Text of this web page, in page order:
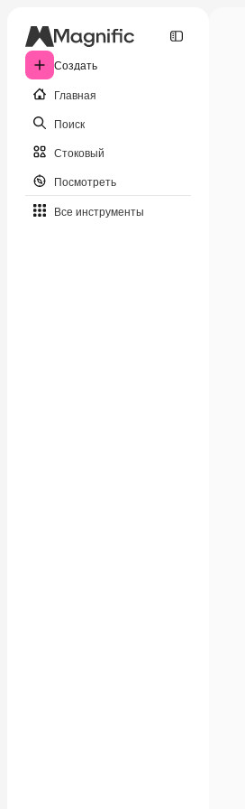
Создать
Главная
Поиск
Стоковый
Посмотреть
Все инструменты